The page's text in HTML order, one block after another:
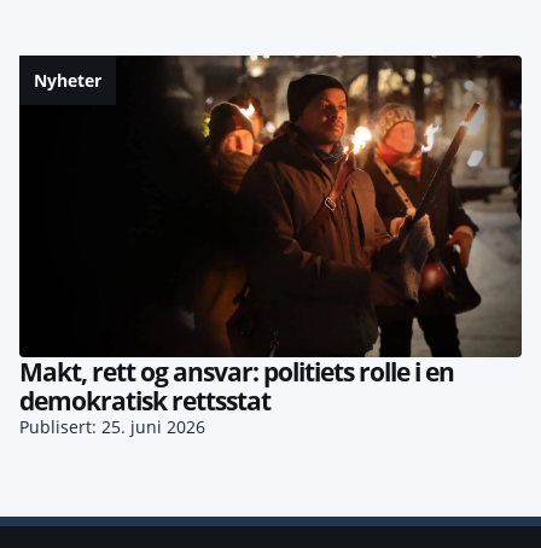
Nyheter
Makt, rett og ansvar: politiets rolle i en
demokratisk rettsstat
Publisert: 25. juni 2026